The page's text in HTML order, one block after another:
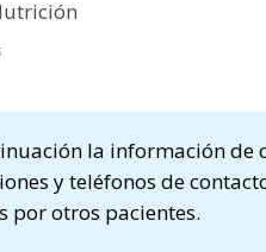
la información de
y teléfonos de
por otros pacientes.